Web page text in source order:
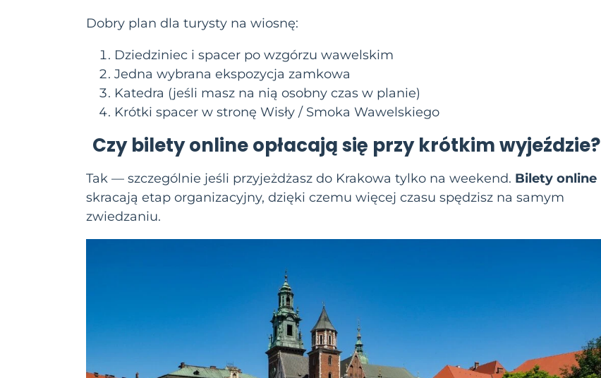
Dobry plan dla turysty na wiosnę:
Dziedziniec i spacer po wzgórzu wawelskim
Jedna wybrana ekspozycja zamkowa
Katedra (jeśli masz na nią osobny czas w planie)
Krótki spacer w stronę Wisły / Smoka Wawelskiego
Czybilety onlineopłacają się przy krótkim wyjeździe?
Tak — szczególnie jeśli przyjeżdżasz do Krakowa tylko na weekend. Bilety online
skracają etap organizacyjny, dzięki czemu więcej czasu spędzisz na samym
zwiedzaniu.